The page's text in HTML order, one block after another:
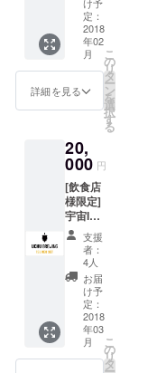
ト（初
仕込限
定ビー
ル含）
・オリ
ジナル
ステッ
カー4枚
・お礼
のメッ
セージ
クー
ル便送
料込
定：
2018
年02
月
詳細を見る
こ
の
リ
タ
ー
ン
を
選
択
す
る
20,
000 円
[飲食店
様限定]
宇宙IPA
15Lケグ
+Tシャ
ツ1枚
セット
往復送
料無料
（復路
便は着
払いで
お送り
支援
者：
4人
お届
け予
定：
2018
年03
月
こ
の
リ
タ